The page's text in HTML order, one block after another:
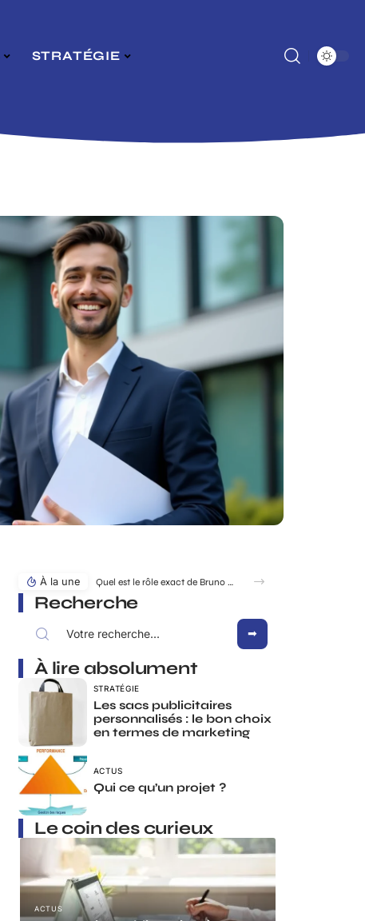
STRATÉGIE
À la une Quel est le rôle exact de Bruno Pesery dans la carrière d’Isabelle Carré ?
Recherche
À lire absolument
STRATÉGIE
Les sacs publicitaires
personnalisés : le bon choix
en termes de marketing
ACTUS
Qui ce qu’un projet ?
Le coin des curieux
ACTUS